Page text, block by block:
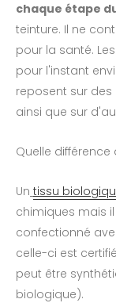
chaque étape
teinture. Il ne
pour la santé.
pour l'instant
reposent sur
ainsi que sur
Quelle différence
Un tissu
chimiques mais
confectionné
celle-ci est
peut être
biologique).